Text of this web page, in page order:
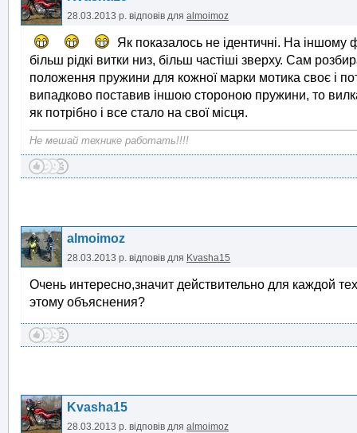
28.03.2013 р. відповів для almoimoz
Як показалось не ідентичні. На іншому
більш рідкі витки низ, більш частіші зверху. Сам
положення пружини для кожної марки мотика своє і
випадково поставив іншою стороною пружини, то
як потрібно і все стало на свої місця.
Не мешай технике работать!!!!
almoimoz
28.03.2013 р. відповів для Kvasha15
Очень интересно,значит действительно для каждой
этому объяснения?
Kvasha15
28.03.2013 р. відповів для almoimoz